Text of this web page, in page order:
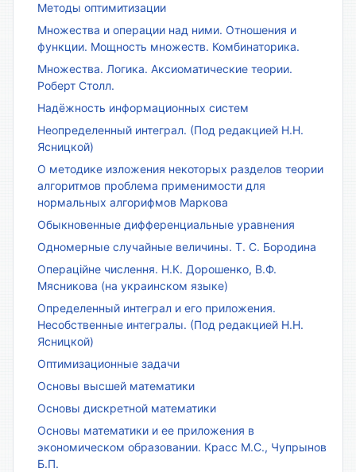
Методы оптимитизации
Множества и операции над ними. Отношения и
функции. Мощность множеств. Комбинаторика.
Множества. Логика. Аксиоматические теории.
Роберт Столл.
Надёжность информационных систем
Неопределенный интеграл. (Под редакцией Н.Н.
Ясницкой)
О методике изложения некоторых разделов теории
алгоритмов проблема применимости для
нормальных алгорифмов Маркова
Обыкновенные дифференциальные уравнения
Одномерные случайные величины. Т. С. Бородина
Операційне числення. Н.К. Дорошенко, В.Ф.
Мясникова (на украинском языке)
Определенный интеграл и его приложения.
Несобственные интегралы. (Под редакцией Н.Н.
Ясницкой)
Оптимизационные задачи
Основы высшей математики
Основы дискретной математики
Основы математики и ее приложения в
экономическом образовании. Красс М.С., Чупрынов
Б.П.